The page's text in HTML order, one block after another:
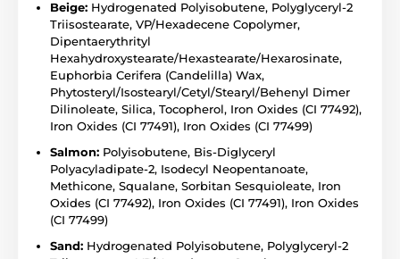
Beige: Hydrogenated Polyisobutene, Polyglyceryl-2
Triisostearate, VP/Hexadecene Copolymer,
Dipentaerythrityl
Hexahydroxystearate/Hexastearate/Hexarosinate,
Euphorbia Cerifera (Candelilla) Wax,
Phytosteryl/Isostearyl/Cetyl/Stearyl/Behenyl Dimer
Dilinoleate, Silica, Tocopherol, Iron Oxides (CI 77492),
Iron Oxides (CI 77491), Iron Oxides (CI 77499)
Salmon: Polyisobutene, Bis-Diglyceryl
Polyacyladipate-2, Isodecyl Neopentanoate,
Methicone, Squalane, Sorbitan Sesquioleate, Iron
Oxides (CI 77492), Iron Oxides (CI 77491), Iron Oxides
(CI 77499)
Sand: Hydrogenated Polyisobutene, Polyglyceryl-2